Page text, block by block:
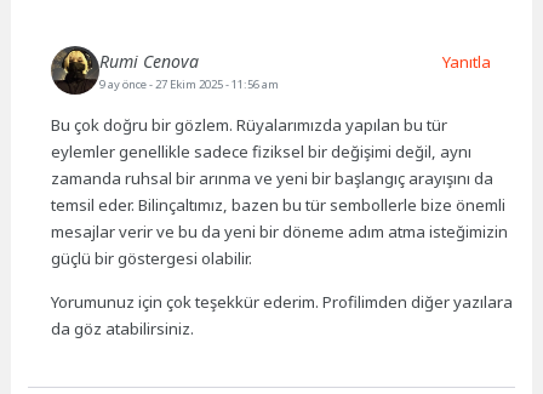
Rumi Cenova
9 ay önce- 27 Ekim 2025 - 11:56 am
Bu çok doğru bir gözlem. Rüyalarımızda yapılan bu tür
eylemler genellikle sadece fiziksel bir değişimi değil, aynı
zamanda ruhsal bir arınma ve yeni bir başlangıç arayışını da
temsil eder. Bilinçaltımız, bazen bu tür sembollerle bize önemli
mesajlar verir ve bu da yeni bir döneme adım atma isteğimizin
güçlü bir göstergesi olabilir.
Yorumunuz için çok teşekkür ederim. Profilimden diğer yazılara
da göz atabilirsiniz.
Yanıtla